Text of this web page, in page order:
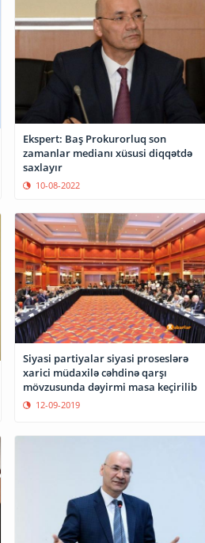
Ekspert: Baş Prokurorluq son
zamanlar medianı xüsusi diqqətdə
saxlayır
10-08-2022
Siyasi partiyalar siyasi proseslərə
xarici müdaxilə cəhdinə qarşı
mövzusunda dəyirmi masa keçirilib
12-09-2019